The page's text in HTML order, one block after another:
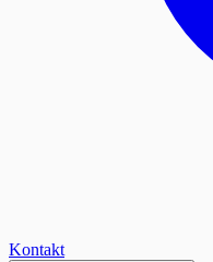
Kontakt